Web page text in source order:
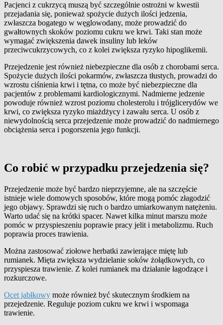
Pacjenci z cukrzycą muszą być szczególnie ostrożni w kwestii
przejadania się, ponieważ spożycie dużych ilości jedzenia,
zwłaszcza bogatego w węglowodany, może prowadzić do
gwałtownych skoków poziomu cukru we krwi. Taki stan może
wymagać zwiększenia dawek insuliny lub leków
przeciwcukrzycowych, co z kolei zwiększa ryzyko hipoglikemii.
Przejedzenie jest również niebezpieczne dla osób z chorobami serca.
Spożycie dużych ilości pokarmów, zwłaszcza tłustych, prowadzi do
wzrostu ciśnienia krwi i tętna, co może być niebezpieczne dla
pacjentów z problemami kardiologicznymi. Nadmierne jedzenie
powoduje również wzrost poziomu cholesterolu i trójglicerydów we
krwi, co zwiększa ryzyko miażdżycy i zawału serca. U osób z
niewydolnością serca przejedzenie może prowadzić do nadmiernego
obciążenia serca i pogorszenia jego funkcji.
Co robić w przypadku przejedzenia się?
Przejedzenie może być bardzo nieprzyjemne, ale na szczęście
istnieje wiele domowych sposobów, które mogą pomóc złagodzić
jego objawy. Sprawdzi się ruch o bardzo umiarkowanym natężeniu.
Warto udać się na krótki spacer. Nawet kilka minut marszu może
pomóc w przyspieszeniu poprawie pracy jelit i metabolizmu. Ruch
poprawia proces trawienia.
Można zastosować ziołowe herbatki zawierające miętę lub
rumianek. Mięta zwiększa wydzielanie soków żołądkowych, co
przyspiesza trawienie. Z kolei rumianek ma działanie łagodzące i
rozkurczowe.
Ocet jabłkowy może również być skutecznym środkiem na
przejedzenie. Reguluje poziom cukru we krwi i wspomaga
trawienie.